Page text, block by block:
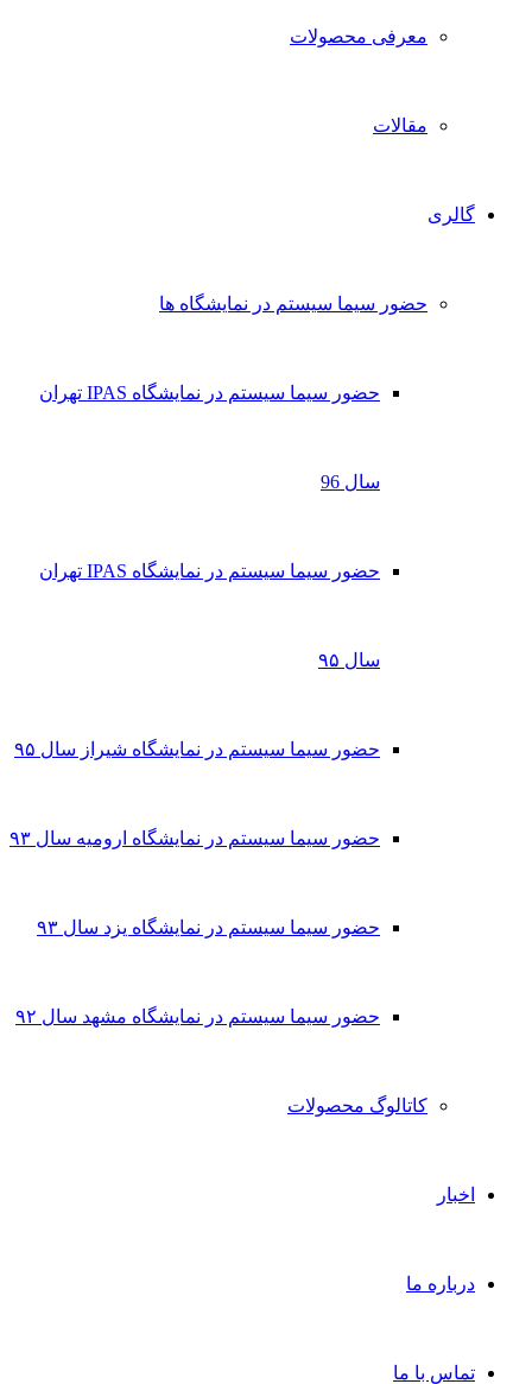
معرفی محصولات
مقالات
گالری
حضور سیما سیستم در نمایشگاه ها
حضور سیما سیستم در نمایشگاه IPAS تهران
سال 96
حضور سیما سیستم در نمایشگاه IPAS تهران
سال ۹۵
حضور سیما سیستم در نمایشگاه شیراز سال ۹۵
حضور سیما سیستم در نمایشگاه ارومیه سال ۹۳
حضور سیما سیستم در نمایشگاه یزد سال ۹۳
حضور سیما سیستم در نمایشگاه مشهد سال ۹۲
کاتالوگ محصولات
اخبار
درباره ما
تماس با ما